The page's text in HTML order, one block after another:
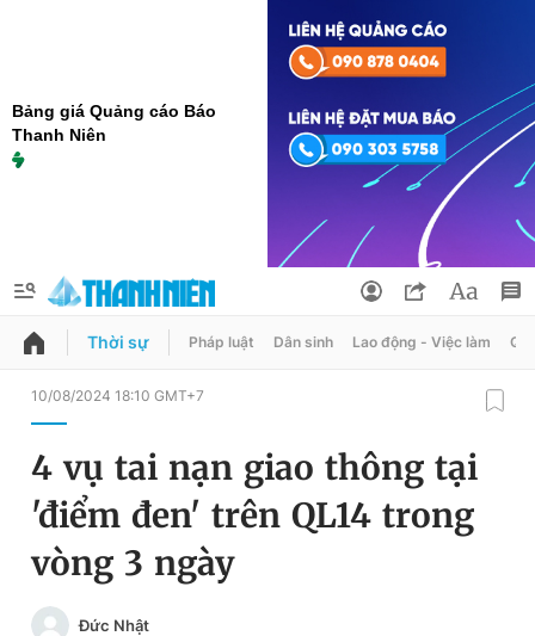
Bảng giá Quảng cáo Báo
Thanh Niên
QUẢNG CÁO
Chuyên mục
Chuyên mục khác
Chào ngày mới
Đổi mật khẩu
Tin đã lưu
Tin đã xem
Thời sự Pháp luật Dân sinh Lao động - Việc làm
10/08/2024 18:10 GMT+7
4 vụ tai nạn giao thông tại
'điểm đen' trên QL14 trong
vòng 3 ngày
Đức Nhật